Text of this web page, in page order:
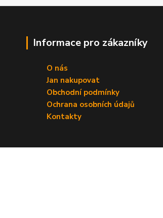
Informace pro zákazníky
O nás
Jan nakupovat
Obchodní podmínky
Ochrana osobních údajů
Kontakty